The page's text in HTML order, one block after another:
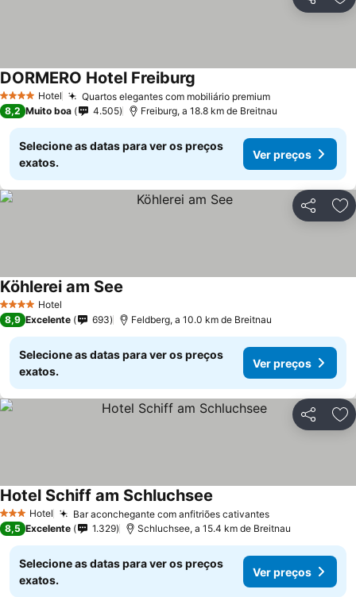
Partilhar
4 EstrelasHotel Quartos elegantes com mobiliário premium
DORMERO Hotel Freiburg
8,2 Muito boa 4.505 Freiburg, a 18.8 km de Breitnau
Selecione as datas para ver os preços
exatos.
Ver preços
Partilhar
4 EstrelasHotel
Köhlerei am See
8,9 Excelente 693 Feldberg, a 10.0 km de Breitnau
Selecione as datas para ver os preços
exatos.
Ver preços
Partilhar
3 EstrelasHotel Bar aconchegante com anfitriões cativantes
Hotel Schiff am Schluchsee
8,5 Excelente 1.329 Schluchsee, a 15.4 km de Breitnau
Selecione as datas para ver os preços
exatos.
Ver preços